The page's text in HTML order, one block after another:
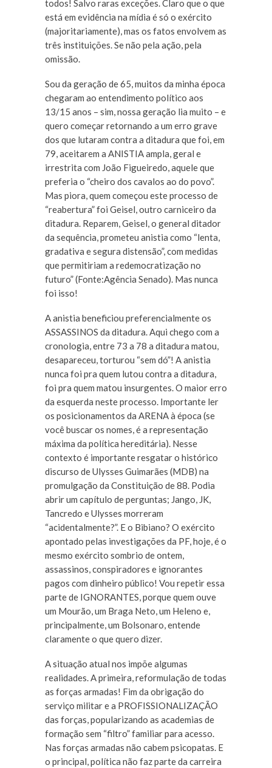
todos! Salvo raras exceções. Claro que o que
está em evidência na mídia é só o exército
(majoritariamente), mas os fatos envolvem as
três instituições. Se não pela ação, pela
omissão.
Sou da geração de 65, muitos da minha época
chegaram ao entendimento político aos
13/15 anos – sim, nossa geração lia muito – e
quero começar retornando a um erro grave
dos que lutaram contra a ditadura que foi, em
79, aceitarem a ANISTIA ampla, geral e
irrestrita com João Figueiredo, aquele que
preferia o “cheiro dos cavalos ao do povo”.
Mas piora, quem começou este processo de
“reabertura” foi Geisel, outro carniceiro da
ditadura. Reparem, Geisel, o general ditador
da sequência, prometeu anistia como “lenta,
gradativa e segura distensão”, com medidas
que permitiriam a redemocratização no
futuro” (Fonte:Agência Senado). Mas nunca
foi isso!
A anistia beneficiou preferencialmente os
ASSASSINOS da ditadura. Aqui chego com a
cronologia, entre 73 a 78 a ditadura matou,
desapareceu, torturou “sem dó”! A anistia
nunca foi pra quem lutou contra a ditadura,
foi pra quem matou insurgentes. O maior erro
da esquerda neste processo. Importante ler
os posicionamentos da ARENA à época (se
você buscar os nomes, é a representação
máxima da política hereditária). Nesse
contexto é importante resgatar o histórico
discurso de Ulysses Guimarães (MDB) na
promulgação da Constituição de 88. Podia
abrir um capítulo de perguntas; Jango, JK,
Tancredo e Ulysses morreram
“acidentalmente?”. E o Bibiano? O exército
apontado pelas investigações da PF, hoje, é o
mesmo exército sombrio de ontem,
assassinos, conspiradores e ignorantes
pagos com dinheiro público! Vou repetir essa
parte de IGNORANTES, porque quem ouve
um Mourão, um Braga Neto, um Heleno e,
principalmente, um Bolsonaro, entende
claramente o que quero dizer.
A situação atual nos impõe algumas
realidades. A primeira, reformulação de todas
as forças armadas! Fim da obrigação do
serviço militar e a PROFISSIONALIZAÇÃO
das forças, popularizando as academias de
formação sem “filtro” familiar para acesso.
Nas forças armadas não cabem psicopatas. E
o principal, política não faz parte da carreira